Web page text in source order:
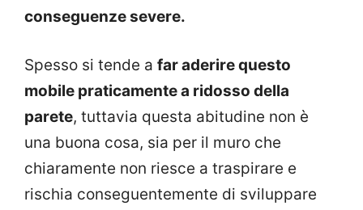
conseguenze severe.
Spesso si tende a far aderire questo
mobile praticamente a ridosso della
parete, tuttavia questa abitudine non è
una buona cosa, sia per il muro che
chiaramente non riesce a traspirare e
rischia conseguentemente di sviluppare